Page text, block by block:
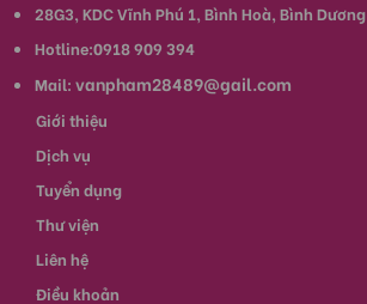
28G3, KDC Vĩnh Phú 1, Bình Hoà, Bình Dương
Hotline:0918 909 394
Mail: vanpham28489@gail.com
Giới thiệu
Dịch vụ
Tuyển dụng
Thư viện
Liên hệ
Điều khoản